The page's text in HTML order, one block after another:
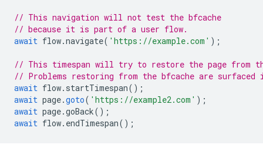
// This navigation will not test the bfcache
// because it is part of a user flow.
await flow.navigate( 'https://example.com' );
// This timespan will try to restore the page from
// Problems restoring from the bfcache are
await flow. startTimespan();
await page.goto( 'https://example2.com' );
await page.goBack();
await flow. endTimespan();